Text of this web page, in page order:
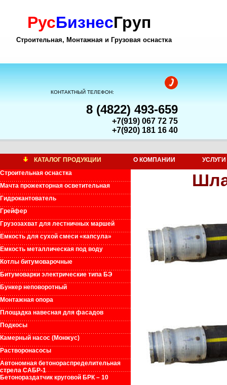
РусБизнесГруп
Строительная, Монтажная и Грузовая оснастка
КОНТАКТНЫЙ ТЕЛЕФОН:
8 (4822) 493-659
+7(919) 067 72 75
+7(920) 181 16 40
КАТАЛОГ ПРОДУКЦИИ О КОМПАНИИ
УСЛУГИ
Строительная оснастка
Мачта прожекторная осветительная
Гидрокантователь
Грейфер
Грузозахват для лестничных маршей
Емкость для сухой смеси «капсула»
Емкость металлическая под воду
Котлы битумоварочные
Битумоварки электрические типа БЭ
Бункер неповоротный
Монтажная опора
Площадка навесная для фасадов
Подкосы
Камерный насос (Монжус)
Растворонасосы
Автономная бетонораспределительная
стрела САБР-1
Бетонораздатчик круговой БРК – 10